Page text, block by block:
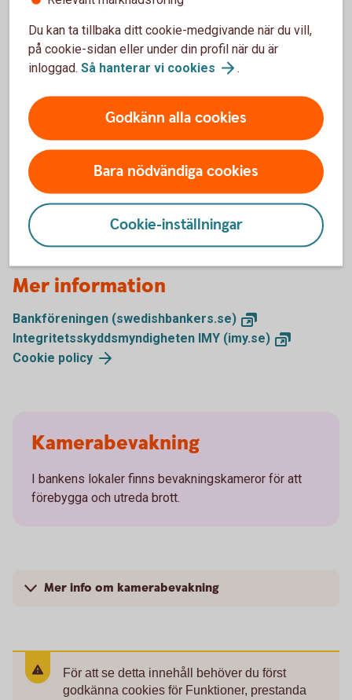
Var behandlas dina personuppgifter?
Vilka rättigheter har du?
Kontakta oss, dataskyddsombudet eller
Integritetsskyddsmyndigheten
Mer information
Bankföreningen (swedishbankers.se)
Integritetsskyddsmyndigheten IMY (imy.se)
Cookie policy
Kamerabevakning
I bankens lokaler finns bevakningskameror för att
förebygga och utreda brott.
Mer info om kamerabevakning
För att se detta innehåll behöver du först
godkänna cookies för Funktioner, prestanda
Du kan ta tillbaka ditt cookie-medgivande när du vill,
på cookie-sidan eller under din profil när du är
inloggad. Så hanterar vi cookies .
Godkänn alla cookies
Bara nödvändiga cookies
Cookie-inställningar